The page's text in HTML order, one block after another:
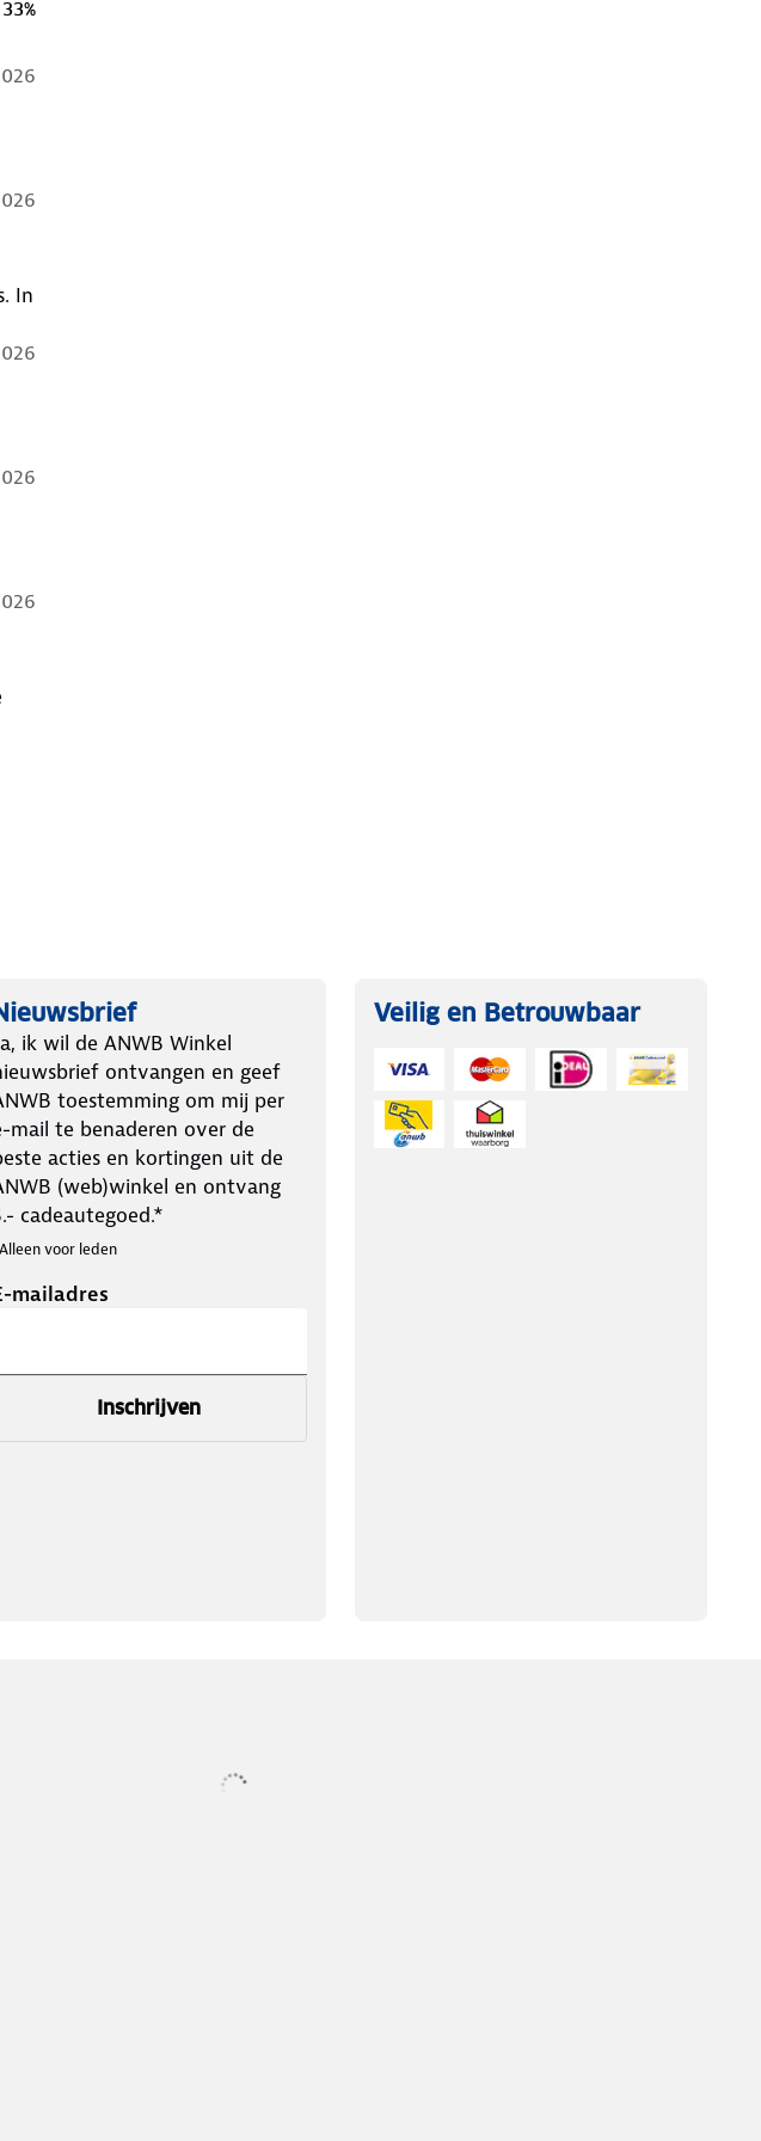
33%
In
ik wil de ANWB Winkel
ontvangen en geef
toestemming om mij per
mail te benaderen over de
acties en kortingen uit de
(web)winkel en ontvang
cadeautegoed.*
voor leden
mailadres
Inschrijven
Veilig en Betrouwbaar